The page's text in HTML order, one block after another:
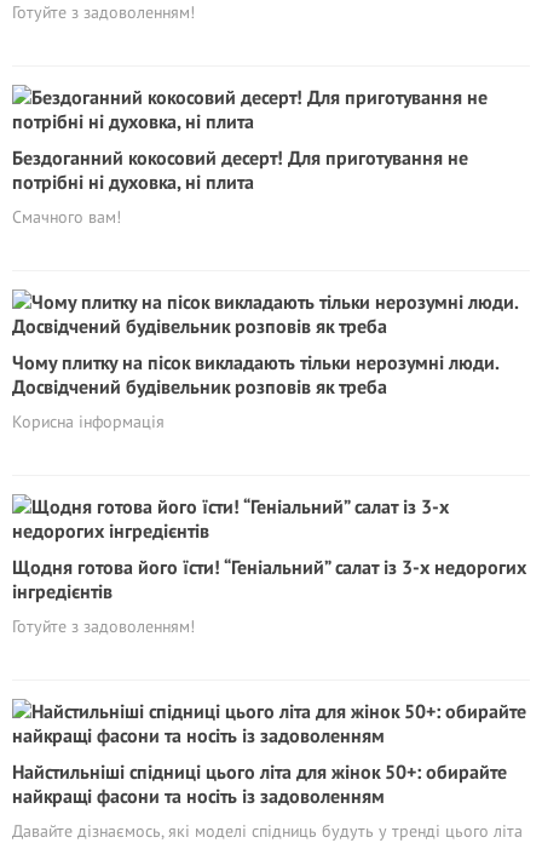
Готуйте з задоволенням!
Бездоганний кокосовий десерт! Для приготування не
потрібні ні духовка, ні плита
Смачного вам!
Чому плитку на пісок викладають тільки нерозумні люди.
Досвідчений будівельник розповів як треба
Корисна інформація
Щодня готова його їсти! “Геніальний” салат із 3-х недорогих
інгредієнтів
Готуйте з задоволенням!
Найстильніші спідниці цього літа для жінок 50+: обирайте
найкращі фасони та носіть із задоволенням
Давайте дізнаємось, які моделі спідниць будуть у тренді цього літа